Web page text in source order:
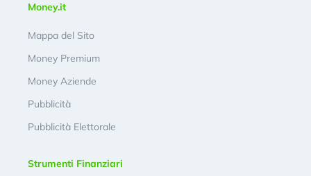
Money.it
Mappa del Sito
Money Premium
Money Aziende
Pubblicità
Pubblicità Elettorale
Strumenti Finanziari